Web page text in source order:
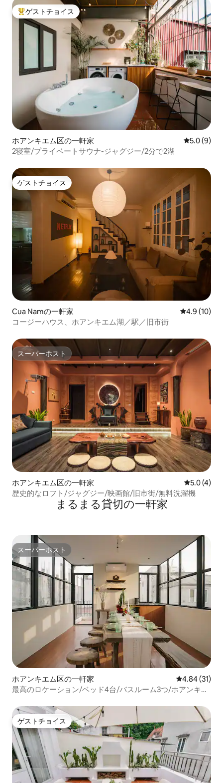
大好評のゲストチョイスです。
ゲストチョイス
ホアンキエム区の一軒家 レビュー9
5.0 (9)
2寝室/プライベートサウナ-ジャグジー/2分で2湖
ゲストチョイス
ゲストチョイス
Cua Namの一軒家 レビュー10
4.9 (10)
コージーハウス、ホアンキエム湖／駅／旧市街
スーパーホスト
スーパーホスト
ホアンキエム区の一軒家 レビュー4
5.0 (4)
歴史的なロフト/ジャグジー/映画館/旧市街/無料洗濯機
まるまる貸切の一軒家
スーパーホスト
スーパーホスト
ホアンキエム区の一軒家 レビュー31
4.84 (31)
最高のロケーション/ベッド4台/バスルーム3つ/ホアンキエ
ゲストチョイス
ゲストチョイス